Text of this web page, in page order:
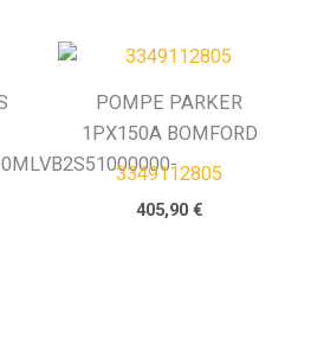
POMPE PARKER
1PX150A BOMFORD
3349112805
405,90 €